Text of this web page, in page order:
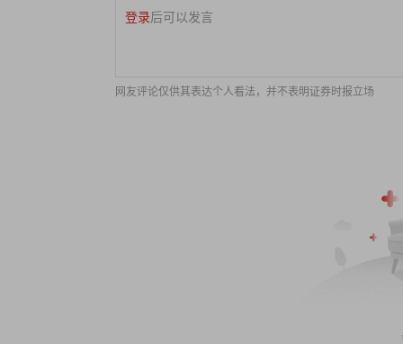
登录后可以发言
网友评论仅供其表达个人看法，并不表明证券时报立场